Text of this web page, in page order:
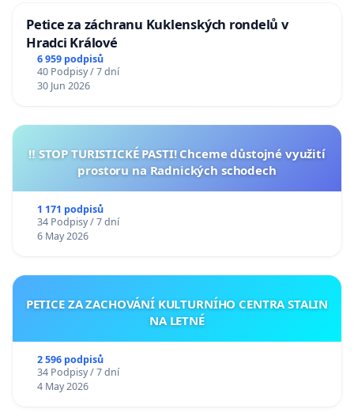
Petice za záchranu Kuklenských rondelů v
Hradci Králové
6 959 podpisů
40 Podpisy / 7 dní
30 Jun 2026
‼️ STOP TURISTICKÉ PASTI! Chceme důstojné využití
prostoru na Radnických schodech
1 171 podpisů
34 Podpisy / 7 dní
6 May 2026
PETICE ZA ZACHOVÁNÍ KULTURNÍHO CENTRA STALIN
NA LETNÉ
2 596 podpisů
34 Podpisy / 7 dní
4 May 2026